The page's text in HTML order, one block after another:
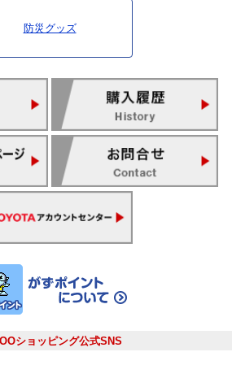
防災グッズ
ショッピング公式SNS